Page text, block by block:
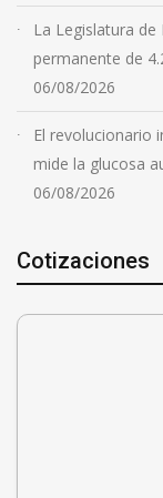
La Legislatura
permanente de
06/08/2026
El revolucionario
mide la glucosa
06/08/2026
Cotizaciones